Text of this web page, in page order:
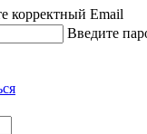
корректный Email
Введите